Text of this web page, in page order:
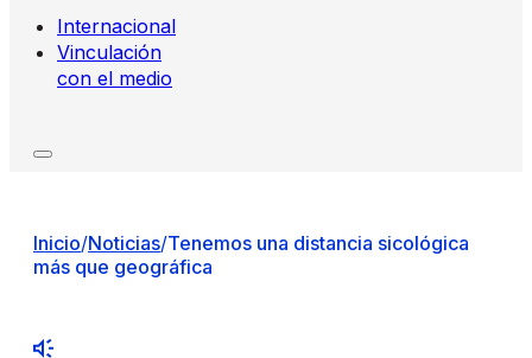
Internacional
Vinculación
con el medio
Inicio/Noticias/Tenemos una distancia sicológica
más que geográfica